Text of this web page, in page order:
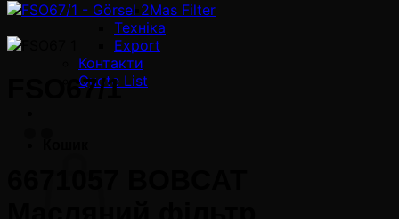
Mas Filter
Техніка
Export
Контакти
Quote List
FSO67/1